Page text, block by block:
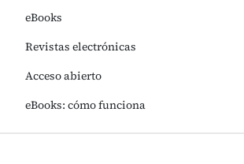
eBooks
Revistas electrónicas
Acceso abierto
eBooks: cómo funciona